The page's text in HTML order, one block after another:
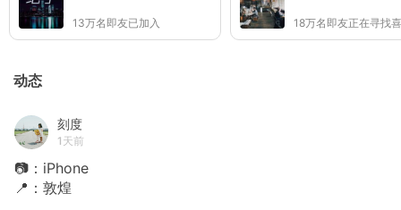
13万名即友已加入
动态
刻度
1天前
📷：iPhone
📍：敦煌